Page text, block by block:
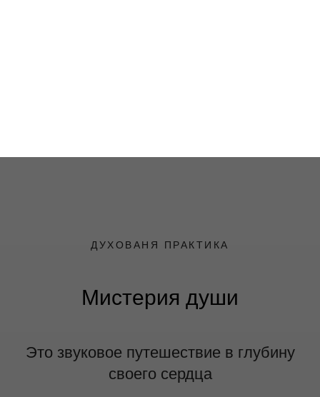
ДУХОВАНЯ ПРАКТИКА
Мистерия души
Это звуковое путешествие в глубину
своего сердца